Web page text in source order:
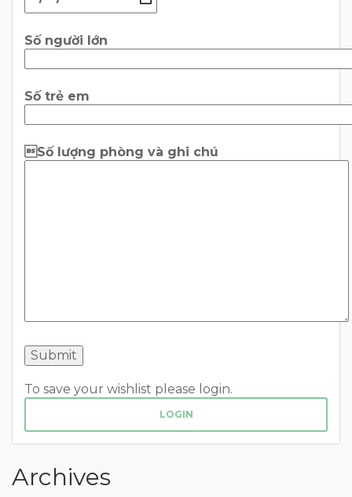
Số người lớn
Số trẻ em
Số lượng phòng và ghi chú
To save your wishlist please login.
LOGIN
Archives